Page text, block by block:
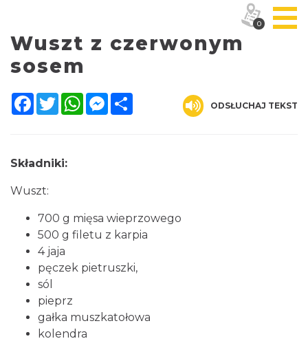
Wuszt z czerwonym
sosem
Facebook
TwitterWhatsAppMessenger
ODSŁUCHAJ TEKST
Składniki:
Wuszt:
700 g mięsa wieprzowego
500 g filetu z karpia
4 jaja
pęczek pietruszki,
sól
pieprz
gałka muszkatołowa
kolendra
0